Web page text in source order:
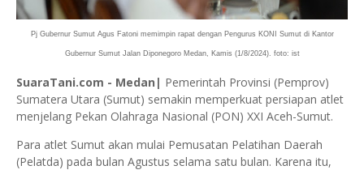
Pj Gubernur Sumut Agus Fatoni memimpin rapat dengan Pengurus KONI Sumut di Kantor
Gubernur Sumut Jalan Diponegoro Medan, Kamis (1/8/2024). foto: ist
SuaraTani.com - Medan| Pemerintah Provinsi (Pemprov)
Sumatera Utara (Sumut) semakin memperkuat persiapan atlet
menjelang Pekan Olahraga Nasional (PON) XXI Aceh-Sumut.
Para atlet Sumut akan mulai Pemusatan Pelatihan Daerah
(Pelatda) pada bulan Agustus selama satu bulan. Karena itu,